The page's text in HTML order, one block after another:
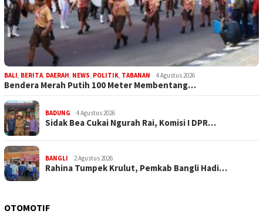
BALI, BERITA, DAERAH, NEWS, POLITIK, TABANAN 4 Agustus 2026
Bendera Merah Putih 100 Meter Membentang…
BADUNG 4 Agustus 2026
Sidak Bea Cukai Ngurah Rai, Komisi I DPR…
BANGLI 2 Agustus 2026
Rahina Tumpek Krulut, Pemkab Bangli Hadi…
OTOMOTIF